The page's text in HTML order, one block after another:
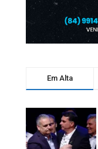
Em Alta